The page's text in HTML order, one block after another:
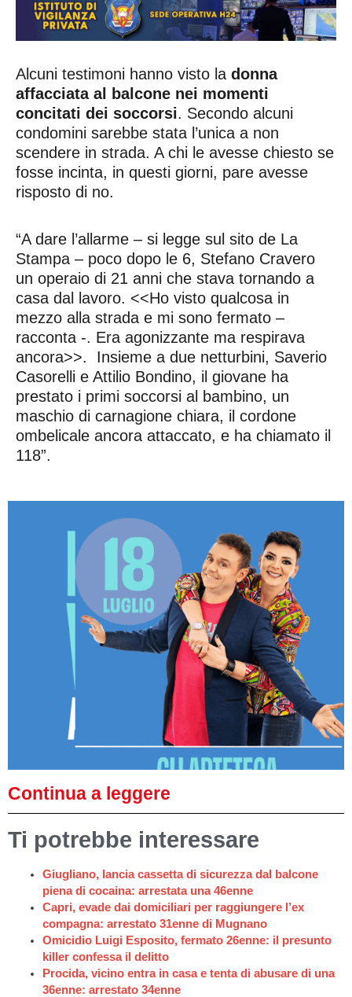
Alcuni testimoni hanno visto la donna
affacciata al balcone nei momenti
concitati dei soccorsi. Secondo alcuni
condomini sarebbe stata l’unica a non
scendere in strada. A chi le avesse chiesto se
fosse incinta, in questi giorni, pare avesse
risposto di no.
“A dare l’allarme – si legge sul sito de La
Stampa – poco dopo le 6, Stefano Cravero
un operaio di 21 anni che stava tornando a
casa dal lavoro. <<Ho visto qualcosa in
mezzo alla strada e mi sono fermato –
racconta -. Era agonizzante ma respirava
ancora>>. Insieme a due netturbini, Saverio
Casorelli e Attilio Bondino, il giovane ha
prestato i primi soccorsi al bambino, un
maschio di carnagione chiara, il cordone
ombelicale ancora attaccato, e ha chiamato il
118”.
Continua a leggere
Ti potrebbe interessare
Giugliano, lancia cassetta di sicurezza dal balcone
piena di cocaina: arrestata una 46enne
Capri, evade dai domiciliari per raggiungere l’ex
compagna: arrestato 31enne di Mugnano
Omicidio Luigi Esposito, fermato 26enne: il presunto
killer confessa il delitto
Procida, vicino entra in casa e tenta di abusare di una
36enne: arrestato 34enne